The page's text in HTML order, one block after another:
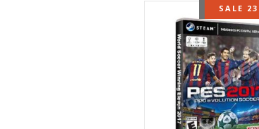
OUT OF
SALE